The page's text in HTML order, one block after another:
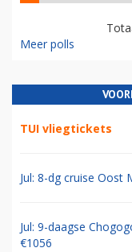
Meer polls
TUI vliegtickets
Jul: 8-dg cruise Oost
Jul: 9-daagse
€1056